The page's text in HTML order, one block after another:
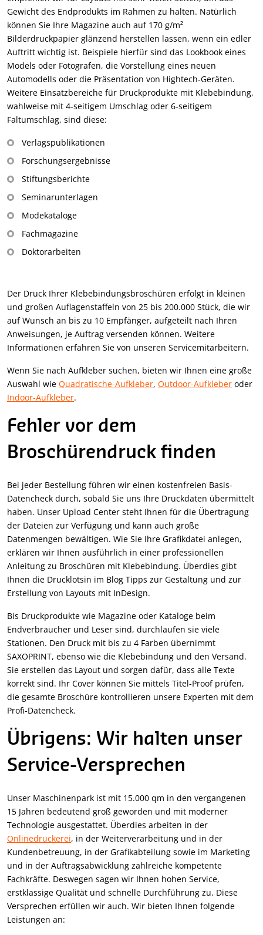
Gewicht des Endprodukts im Rahmen zu halten. Natürlich
können Sie Ihre Magazine auch auf 170 g/m²
Bilderdruckpapier glänzend herstellen lassen, wenn ein edler
Auftritt wichtig ist. Beispiele hierfür sind das Lookbook eines
Models oder Fotografen, die Vorstellung eines neuen
Automodells oder die Präsentation von Hightech-Geräten.
Weitere Einsatzbereiche für Druckprodukte mit Klebebindung,
wahlweise mit 4-seitigem Umschlag oder 6-seitigem
Faltumschlag, sind diese:
Verlagspublikationen
Forschungsergebnisse
Stiftungsberichte
Seminarunterlagen
Modekataloge
Fachmagazine
Doktorarbeiten
Der Druck Ihrer Klebebindungsbroschüren erfolgt in kleinen
und großen Auflagenstaffeln von 25 bis 200.000 Stück, die wir
auf Wunsch an bis zu 10 Empfänger, aufgeteilt nach Ihren
Anweisungen, je Auftrag versenden können. Weitere
Informationen erfahren Sie von unseren Servicemitarbeitern.
Wenn Sie nach Aufkleber suchen, bieten wir Ihnen eine große
Auswahl wie Quadratische-Aufkleber, Outdoor-Aufkleber oder
Indoor-Aufkleber.
Fehler vor dem
Broschürendruck finden
Bei jeder Bestellung führen wir einen kostenfreien Basis-
Datencheck durch, sobald Sie uns Ihre Druckdaten übermittelt
haben. Unser Upload Center steht Ihnen für die Übertragung
der Dateien zur Verfügung und kann auch große
Datenmengen bewältigen. Wie Sie Ihre Grafikdatei anlegen,
erklären wir Ihnen ausführlich in einer professionellen
Anleitung zu Broschüren mit Klebebindung. Überdies gibt
Ihnen die Drucklotsin im Blog Tipps zur Gestaltung und zur
Erstellung von Layouts mit InDesign.
Bis Druckprodukte wie Magazine oder Kataloge beim
Endverbraucher und Leser sind, durchlaufen sie viele
Stationen. Den Druck mit bis zu 4 Farben übernimmt
SAXOPRINT, ebenso wie die Klebebindung und den Versand.
Sie erstellen das Layout und sorgen dafür, dass alle Texte
korrekt sind. Ihr Cover können Sie mittels Titel-Proof prüfen,
die gesamte Broschüre kontrollieren unsere Experten mit dem
Profi-Datencheck.
Übrigens: Wir halten unser
Service-Versprechen
Unser Maschinenpark ist mit 15.000 qm in den vergangenen
15 Jahren bedeutend groß geworden und mit moderner
Technologie ausgestattet. Überdies arbeiten in der
Onlinedruckerei, in der Weiterverarbeitung und in der
Kundenbetreuung, in der Grafikabteilung sowie im Marketing
und in der Auftragsabwicklung zahlreiche kompetente
Fachkräfte. Deswegen sagen wir Ihnen hohen Service,
erstklassige Qualität und schnelle Durchführung zu. Diese
Versprechen erfüllen wir auch. Wir bieten Ihnen folgende
Leistungen an: